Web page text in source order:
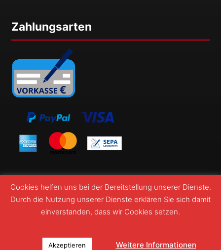
Zahlungsarten
Cookies helfen uns bei der Bereitstellung unserer Dienste.
Durch die Nutzung unserer Dienste erklären Sie sich damit
einverstanden, dass wir Cookies setzen.
Akzeptieren Weitere Informationen